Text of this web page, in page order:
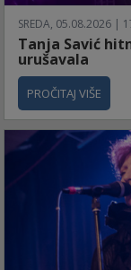
SREDA, 05.08.2026 |
Tanja Savić
urušavala
PROČITAJ VIŠE